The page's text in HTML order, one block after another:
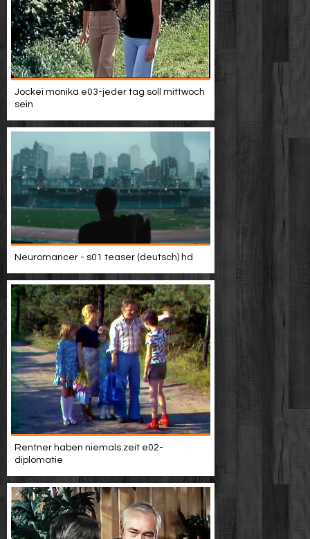
Jockei monika e03-jeder tag soll mittwoch
sein
Neuromancer - s01 teaser (deutsch) hd
Rentner haben niemals zeit e02-
diplomatie